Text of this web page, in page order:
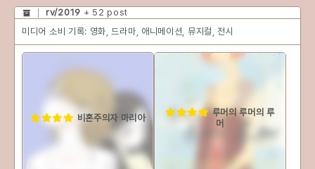
rv/2019 + 52 post
미디어 소비 기록: 영화, 드라마, 애니메이션, 뮤지컬, 전시
비혼주의자 마리아
루머의 루머의 루
머